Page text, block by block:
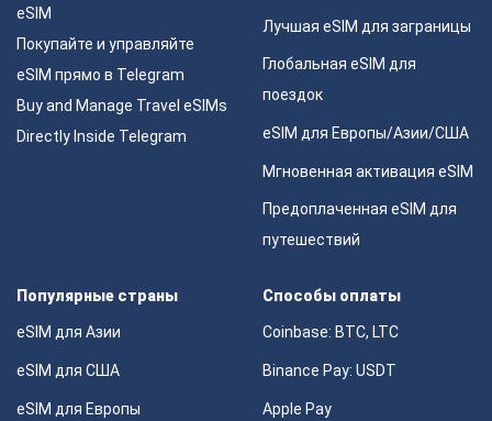
eSIM
Покупайте и управляйте
eSIM прямо в Telegram
Buy and Manage Travel eSIMs
Directly Inside Telegram
Лучшая eSIM для заграницы
Глобальная eSIM для
поездок
eSIM для Европы/Азии/США
Мгновенная активация eSIM
Предоплаченная eSIM для
путешествий
Популярные страны
eSIM для Азии
eSIM для США
eSIM для Европы
Способы оплаты
Coinbase: BTC, LTC
Binance Pay: USDT
Apple Pay